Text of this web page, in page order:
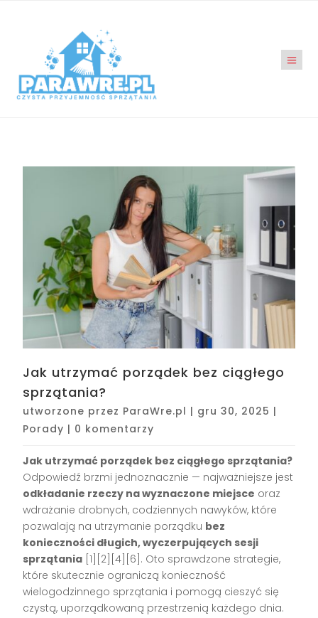
Jak utrzymać porządek bez ciągłego
sprzątania?
utworzone przez ParaWre.pl | gru 30, 2025 |
Porady | 0 komentarzy
Jak utrzymać porządek bez ciągłego sprzątania?
Odpowiedź brzmi jednoznacznie — najważniejsze jest
odkładanie rzeczy na wyznaczone miejsce oraz
wdrażanie drobnych, codziennych nawyków, które
pozwalają na utrzymanie porządku bez
konieczności długich, wyczerpujących sesji
sprzątania [1][2][4][6] . Oto sprawdzone strategie,
które skutecznie ograniczą konieczność
wielogodzinnego sprzątania i pomogą cieszyć się
czystą, uporządkowaną przestrzenią każdego dnia.